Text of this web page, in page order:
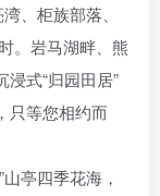
、柜族部落、
。岩马湖畔、熊
式“归园田居”
只等您相约而
亭四季花海，